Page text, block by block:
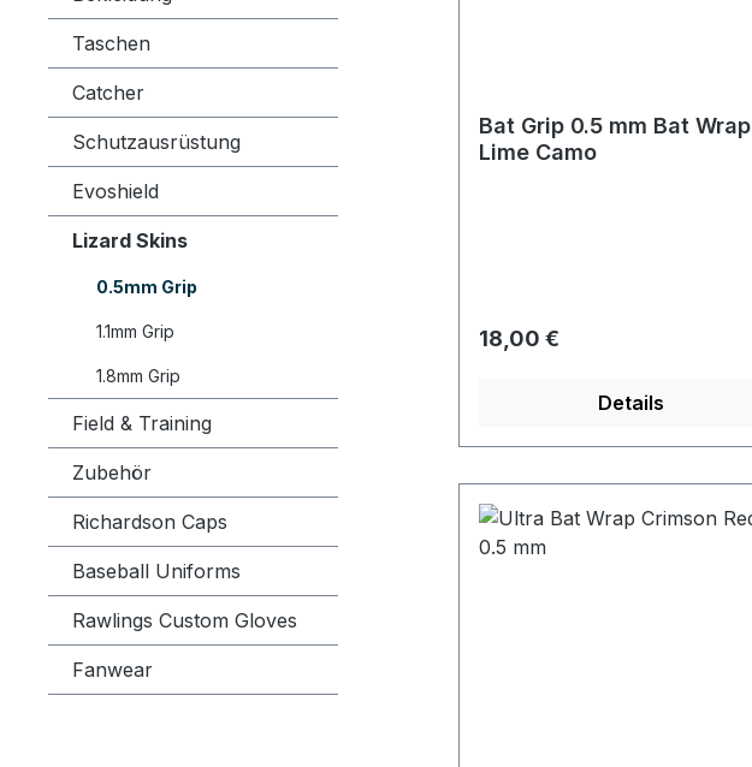
Taschen
Catcher
Schutzausrüstung
Evoshield
Lizard Skins
0.5mm Grip
1.1mm Grip
1.8mm Grip
Field & Training
Zubehör
Richardson Caps
Baseball Uniforms
Rawlings Custom Gloves
Fanwear
Bat Grip 0.5 mm Bat Wrap
Lime Camo
Regulärer Preis:
18,00 €
Details